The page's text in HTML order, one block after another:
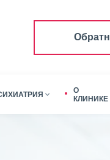
О
КЛИНИКЕ